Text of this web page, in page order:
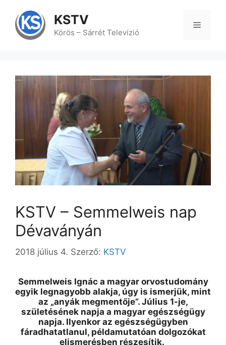
tartalomba
KSTV
Körös – Sárrét Televízió
Menü
KSTV – Semmelweis nap
Dévaványán
2018 július 4. Szerző: KSTV
Semmelweis Ignác a magyar orvostudomány
egyik legnagyobb alakja, úgy is ismerjük, mint
az „anyák megmentője”. Július 1-je,
születésének napja a magyar egészségügy
napja. Ilyenkor az egészségügyben
fáradhatatlanul, példamutatóan dolgozókat
elismerésben részesítik.